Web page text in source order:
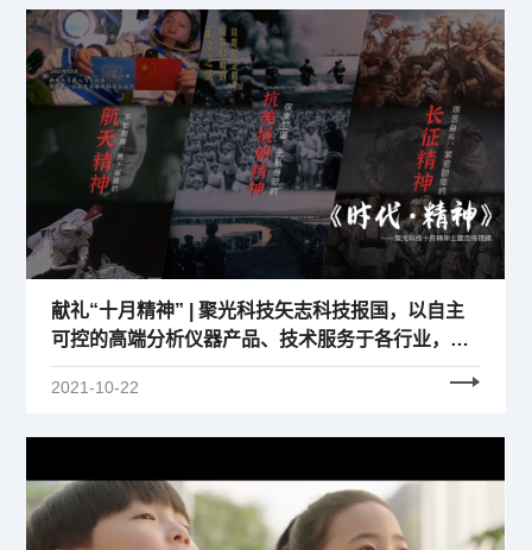
献礼“十月精神” | 聚光科技矢志科技报国，以自主
可控的高端分析仪器产品、技术服务于各行业，共
夯科学仪器强国之基！
2021-10-22